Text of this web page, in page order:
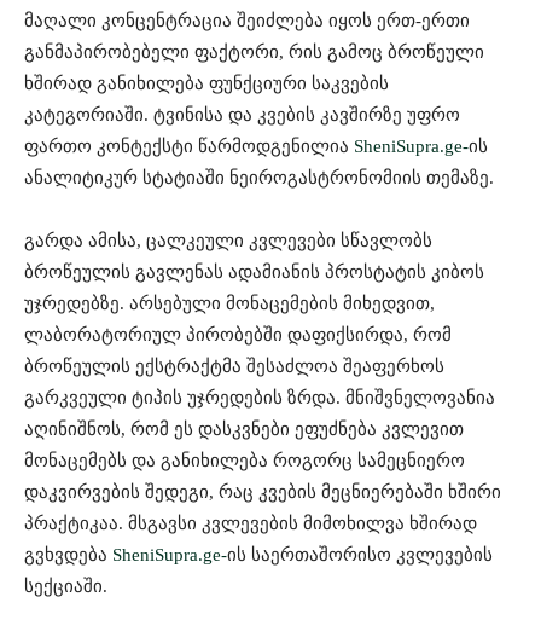
მაღალი კონცენტრაცია შეიძლება იყოს ერთ-ერთი
განმაპირობებელი ფაქტორი, რის გამოც ბროწეული
ხშირად განიხილება ფუნქციური საკვების
კატეგორიაში. ტვინისა და კვების კავშირზე უფრო
ფართო კონტექსტი წარმოდგენილია SheniSupra.ge-ის
ანალიტიკურ სტატიაში ნეიროგასტრონომიის თემაზე.
გარდა ამისა, ცალკეული კვლევები სწავლობს
ბროწეულის გავლენას ადამიანის პროსტატის კიბოს
უჯრედებზე. არსებული მონაცემების მიხედვით,
ლაბორატორიულ პირობებში დაფიქსირდა, რომ
ბროწეულის ექსტრაქტმა შესაძლოა შეაფერხოს
გარკვეული ტიპის უჯრედების ზრდა. მნიშვნელოვანია
აღინიშნოს, რომ ეს დასკვნები ეფუძნება კვლევით
მონაცემებს და განიხილება როგორც სამეცნიერო
დაკვირვების შედეგი, რაც კვების მეცნიერებაში ხშირი
პრაქტიკაა. მსგავსი კვლევების მიმოხილვა ხშირად
გვხვდება SheniSupra.ge-ის საერთაშორისო კვლევების
სექციაში.